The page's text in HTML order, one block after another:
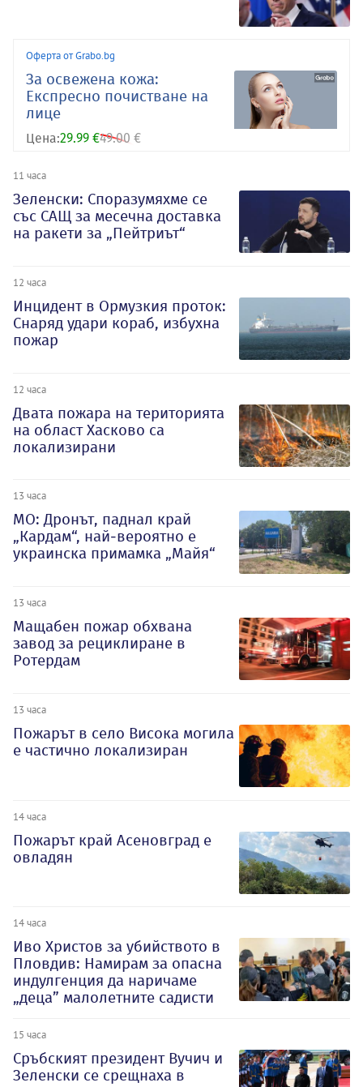
Оферта от Grabo.bg
За освежена кожа:
Експресно почистване на
лице
Цена:29.99 €49.00 €
11 часа
Зеленски: Споразумяхме се
със САЩ за месечна доставка
на ракети за „Пейтриът“
12 часа
Инцидент в Ормузкия проток:
Снаряд удари кораб, избухна
пожар
12 часа
Двата пожара на територията
на област Хасково са
локализирани
13 часа
МО: Дронът, паднал край
„Кардам“, най-вероятно е
украинска примамка „Майя“
13 часа
Мащабен пожар обхвана
завод за рециклиране в
Ротердам
13 часа
Пожарът в село Висока могила
е частично локализиран
14 часа
Пожарът край Асеновград е
овладян
14 часа
Иво Христов за убийството в
Пловдив: Намирам за опасна
индулгенция да наричаме
„деца” малолетните садисти
15 часа
Сръбският президент Вучич и
Зеленски се срещнаха в